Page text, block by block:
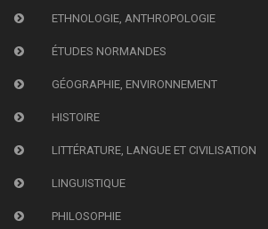
ETHNOLOGIE, ANTHROPOLOGIE
ÉTUDES NORMANDES
GÉOGRAPHIE, ENVIRONNEMENT
HISTOIRE
LITTÉRATURE, LANGUE ET CIVILISATION
LINGUISTIQUE
PHILOSOPHIE